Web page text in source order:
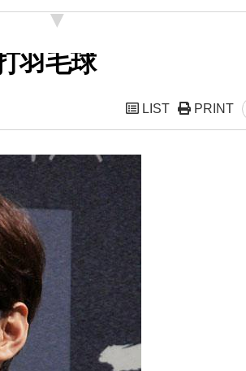
羽毛球
LIST PRINT